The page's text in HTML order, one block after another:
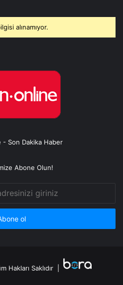
alınamıyor.
- Son Dakika Haber
Abone Olun!
Hakları Saklıdır |